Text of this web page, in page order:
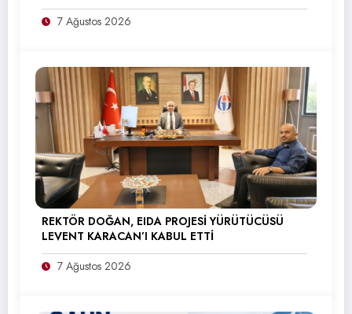
7 Ağustos 2026
REKTÖR DOĞAN, EIDA PROJESİ YÜRÜTÜCÜSÜ
LEVENT KARACAN’I KABUL ETTİ
7 Ağustos 2026